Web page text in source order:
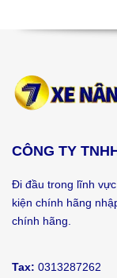
CÔNG TY
Đi đầu trong lĩnh
kiện chính hãng
chính hãng.
Tax: 0313287262